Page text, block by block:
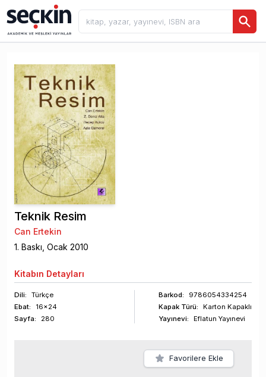
Teknik Resim
Can Ertekin
1. Baskı, Ocak 2010
Kitabın Detayları
Dili:
Türkçe
Ebat:
16x24
Sayfa: 280
Barkod:
9786054334254
Kapak Türü:
Karton Kapaklı
Yayınevi:
Eflatun Yayınevi
Favorilere Ekle